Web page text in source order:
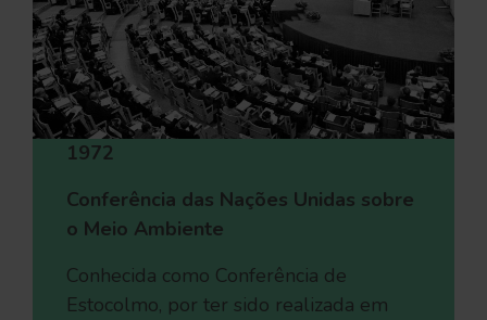
1972
Conferência das Nações Unidas sobre
o Meio Ambiente
Conhecida como Conferência de
Estocolmo, por ter sido realizada em